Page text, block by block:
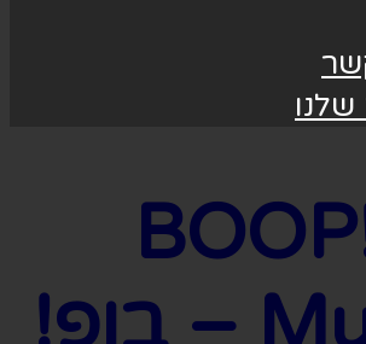
שלנו
Musical – בופ!